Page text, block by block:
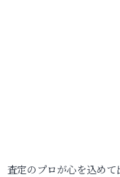
査定のプロが心を込めて